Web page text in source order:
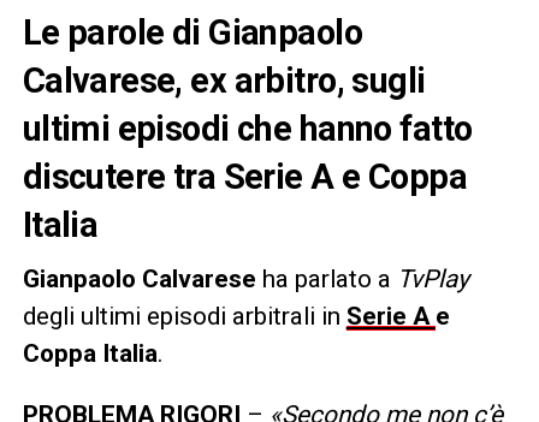
Le parole di Gianpaolo
Calvarese, ex arbitro, sugli
ultimi episodi che hanno fatto
discutere tra Serie A e Coppa
Italia
Gianpaolo Calvarese ha parlato a TvPlay
degli ultimi episodi arbitrali in Serie A e
Coppa Italia.
PROBLEMA RIGORI – «Secondo me non c’è